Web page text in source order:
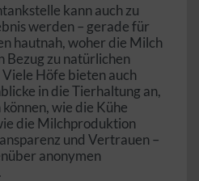
kann auch zu
werden – gerade für
hautnah, woher die Milch
Bezug zu natürlichen
Höfe bieten auch
in die Tierhaltung an,
wie die Kühe
die Milchproduktion
und Vertrauen –
anonymen